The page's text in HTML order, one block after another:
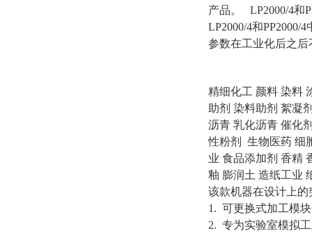
产品。 LP2000/4和
LP2000/4和
参数在工业化后
精细化工 颜料 染料
助剂 染料助剂 絮凝
沥青 乳化沥青 催化
性粉剂 生物医药 细
业 食品添加剂 香精
釉 膨润土 造纸工
该款机器在设计上
1. 可更换式加工模
2. 专为实验室模拟